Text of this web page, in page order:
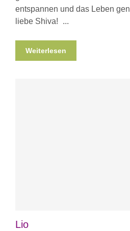
entspannen und das Leben
liebe Shiva!
Weiterlesen
Lio